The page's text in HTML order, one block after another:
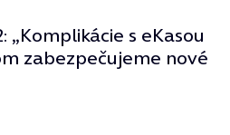
s eKasou
zabezpečujeme nové